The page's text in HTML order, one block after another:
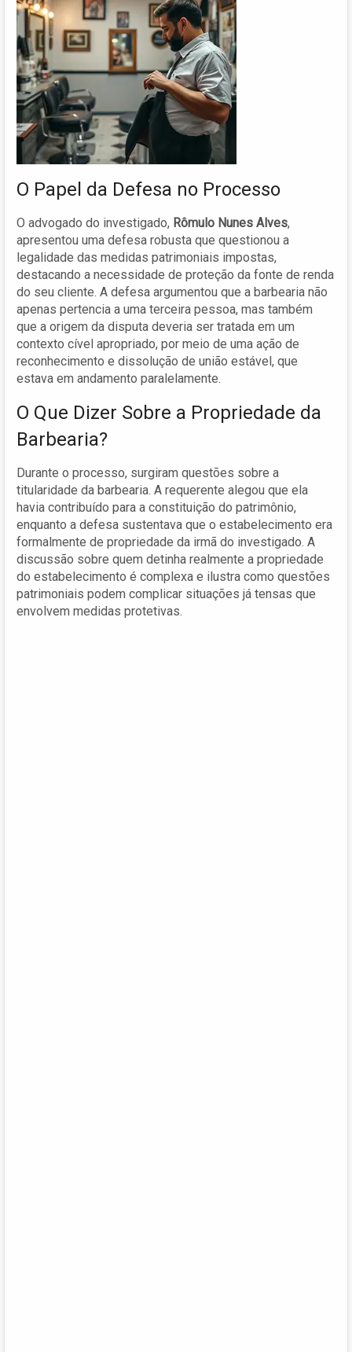
O Papel da Defesa no Processo
O advogado do investigado, Rômulo Nunes Alves,
apresentou uma defesa robusta que questionou a
legalidade das medidas patrimoniais impostas,
destacando a necessidade de proteção da fonte de renda
do seu cliente. A defesa argumentou que a barbearia não
apenas pertencia a uma terceira pessoa, mas também
que a origem da disputa deveria ser tratada em um
contexto cível apropriado, por meio de uma ação de
reconhecimento e dissolução de união estável, que
estava em andamento paralelamente.
O Que Dizer Sobre a Propriedade da
Barbearia?
Durante o processo, surgiram questões sobre a
titularidade da barbearia. A requerente alegou que ela
havia contribuído para a constituição do patrimônio,
enquanto a defesa sustentava que o estabelecimento era
formalmente de propriedade da irmã do investigado. A
discussão sobre quem detinha realmente a propriedade
do estabelecimento é complexa e ilustra como questões
patrimoniais podem complicar situações já tensas que
envolvem medidas protetivas.